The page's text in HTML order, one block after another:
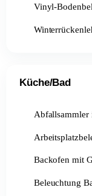
Vinyl-
Küche/Bad
Abfallsammler
Backofen mit
Beleuchtung